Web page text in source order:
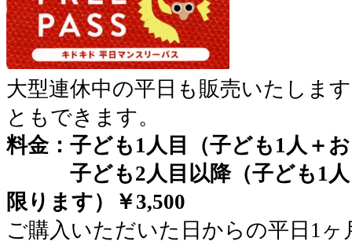
大型連休中の平日も販売いたしま
ともできます。
料金：子ども1人目（子ども1人＋
子ども2人目以降（子ども1人
限ります）￥3,500
ご購入いただいた日からの平日1